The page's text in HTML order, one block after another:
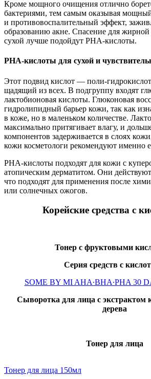
Кроме мощного очищения отлично
бактериями, тем самым оказывая
и противовоспалительный эффект,
образованию акне. Спасение для жирной
сухой лучше подойдут PHA-кислоты.
PHA-кислоты для сухой и
Этот подвид кислот — поли-
щадящий из всех. В подгруппу входят
лактобионовая кислоты. Глюконовая
гидролипидный барьер кожи, так как
в коже, но в маленьком количестве.
максимально притягивает влагу, и
компонентов задерживается в слоях
кожи косметологи рекомендуют именно
PHA-кислоты подходят для кожи с
атопическим дерматитом. Они действуют
что подходят для применения после
или солнечных ожогов.
Корейские средства с
Тонер с фруктовыми
Серия средств с
SOME BY MI AHA·BHA·PHA 30
Сыворотка для лица с экстрактом
дерева
Тонер для лица
Тонер для лица 150мл